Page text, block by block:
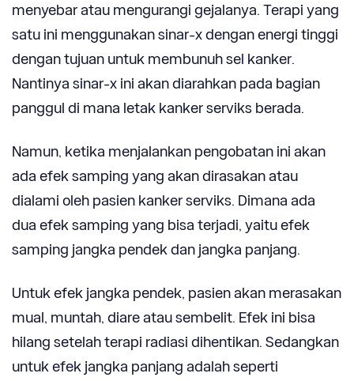
menyebar atau mengurangi gejalanya. Terapi yang
satu ini menggunakan sinar-x dengan energi tinggi
dengan tujuan untuk membunuh sel kanker.
Nantinya sinar-x ini akan diarahkan pada bagian
panggul di mana letak kanker serviks berada.
Namun, ketika menjalankan pengobatan ini akan
ada efek samping yang akan dirasakan atau
dialami oleh pasien kanker serviks. Dimana ada
dua efek samping yang bisa terjadi, yaitu efek
samping jangka pendek dan jangka panjang.
Untuk efek jangka pendek, pasien akan merasakan
mual, muntah, diare atau sembelit. Efek ini bisa
hilang setelah terapi radiasi dihentikan. Sedangkan
untuk efek jangka panjang adalah seperti